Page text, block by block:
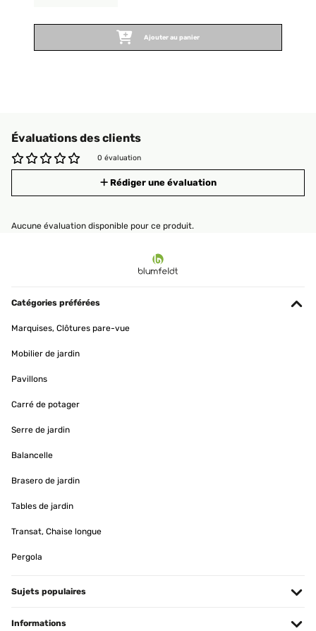
Ajouter au panier
Évaluations des clients
0 évaluation
Rédiger une évaluation
Aucune évaluation disponible pour ce produit.
Catégories préférées
Marquises, Clôtures pare-vue
Mobilier de jardin
Pavillons
Carré de potager
Serre de jardin
Balancelle
Brasero de jardin
Tables de jardin
Transat, Chaise longue
Pergola
Sujets populaires
Informations